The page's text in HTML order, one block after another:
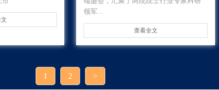
领军...
查看全文
1 2 >